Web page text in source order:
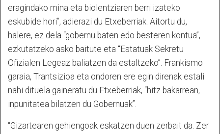
eragindako mina eta biolentziaren berri izateko
eskubide hori”, adierazi du Etxeberriak. Aitortu du,
halere, ez dela “gobernu baten edo besteren kontua”,
ezkutatzeko asko baitute eta “Estatuak Sekretu
Ofizialen Legeaz baliatzen da estaltzeko”. Frankismo
garaia, Trantsizioa eta ondoren ere egin direnak estali
nahi dituela gaineratu du Etxeberriak, “hitz bakarrean,
inpunitatea bilatzen du Gobernuak”.
“Gizartearen gehiengoak eskatzen duen zerbait da. Zer